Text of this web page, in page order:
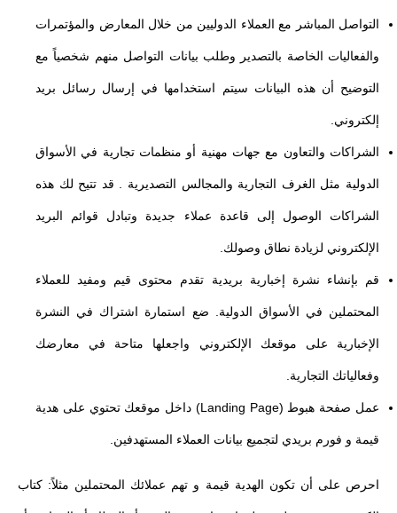
التواصل المباشر مع العملاء الدوليين من خلال المعارض والمؤتمرات
والفعاليات الخاصة بالتصدير وطلب بيانات التواصل منهم شخصياً مع
التوضيح أن هذه البيانات سيتم استخدامها في إرسال رسائل بريد
إلكتروني.
الشراكات والتعاون مع جهات مهنية أو منظمات تجارية في الأسواق
الدولية مثل الغرف التجارية والمجالس التصديرية . قد تتيح لك هذه
الشراكات الوصول إلى قاعدة عملاء جديدة وتبادل قوائم البريد
الإلكتروني لزيادة نطاق وصولك.
قم بإنشاء نشرة إخبارية بريدية تقدم محتوى قيم ومفيد للعملاء
المحتملين في الأسواق الدولية. ضع استمارة اشتراك في النشرة
الإخبارية على موقعك الإلكتروني واجعلها متاحة في معارضك
وفعالياتك التجارية.
عمل صفحة هبوط (Landing Page) داخل موقعك تحتوي على هدية
قيمة و فورم بريدي لتجميع بيانات العملاء المستهدفين.
احرص على أن تكون الهدية قيمة و تهم عملائك المحتملين مثلاً: كتاب